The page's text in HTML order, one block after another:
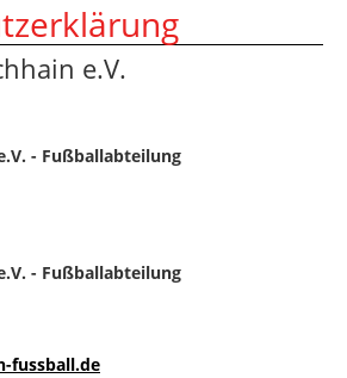
e.V.
- Fußballabteilung
- Fußballabteilung
fussball.de